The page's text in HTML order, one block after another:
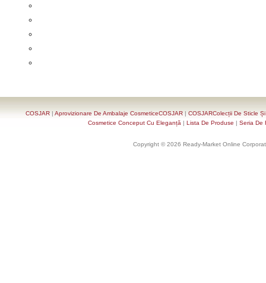
COSJAR | Aprovizionare De Ambalaje CosmeticeCOSJAR | COSJARColecții De Sticle
Cosmetice Conceput Cu Eleganță | Lista De Produse | Seria De
Copyright © 2026 Ready-Market Online